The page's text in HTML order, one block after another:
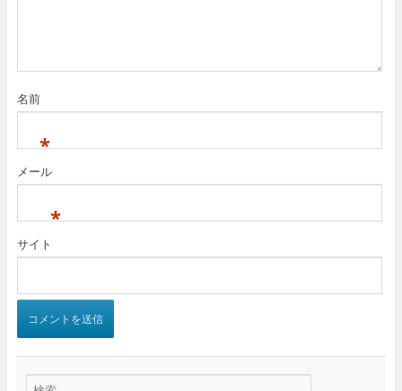
名前
*
メール
*
サイト